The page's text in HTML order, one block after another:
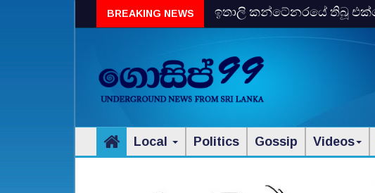
BREAKING NEWS
ඉතාලි කන්ටේනරයේ තිබූ
Local Politics Gossip Videos